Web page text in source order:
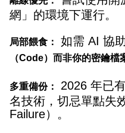
網」的環境下運行。
局部餵食： 如需 AI 協
（Code）而非你的密鑰檔
多重備份：
2026 年已
名技術，切忌單點失
Failure）。